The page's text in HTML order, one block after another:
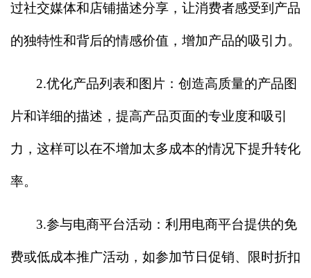
过社交媒体和店铺描述分享，让消费者感受到产品
的独特性和背后的情感价值，增加产品的吸引力。
2.优化产品列表和图片：创造高质量的产品图
片和详细的描述，提高产品页面的专业度和吸引
力，这样可以在不增加太多成本的情况下提升转化
率。
3.参与电商平台活动：利用电商平台提供的免
费或低成本推广活动，如参加节日促销、限时折扣